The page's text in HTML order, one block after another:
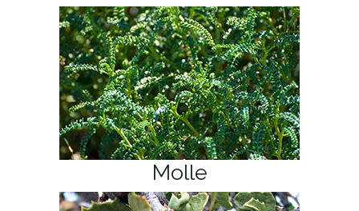
Molle